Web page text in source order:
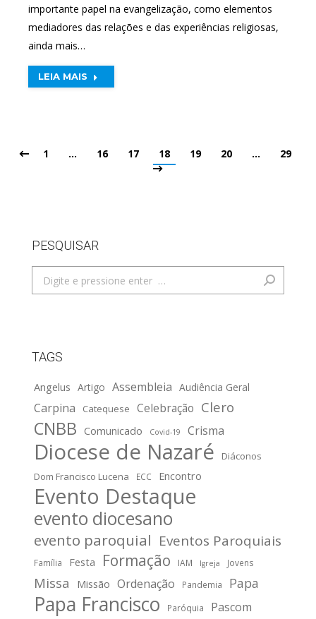
importante papel na evangelização, como elementos
mediadores das relações e das experiências religiosas,
ainda mais…
LEIA MAIS
1 … 16 17 18 19 20 … 29
PESQUISAR
Search:
TAGS
Angelus Artigo Assembleia Audiência Geral
Carpina Catequese Celebração Clero
CNBB Comunicado Covid-19 Crisma
Diocese de Nazaré
Diáconos
Dom Francisco Lucena
ECC Encontro
Evento Destaque
evento diocesano
evento paroquial Eventos Paroquiais
Família Festa Formação IAM Igreja Jovens
Missa Missão Ordenação Pandemia Papa
Papa Francisco Paróquia
Pascom